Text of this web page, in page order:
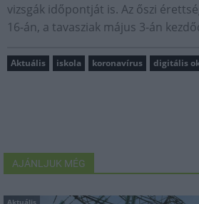
vizsgák időpontját is. Az őszi
16-án, a tavasziak május 3-án
Aktuális iskola koronavírus digitális
AJÁNLJUK MÉG
Aktuális